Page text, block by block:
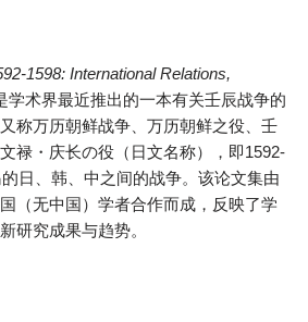
1598: International Relations,
学术界最近推出的一本有关壬辰战争的
又称万历朝鲜战争、万历朝鲜之役、壬
禄・庆长の役（日文名称），即1592-
日、韩、中之间的战争。该论文集由
（无中国）学者合作而成，反映了学
研究成果与趋势。